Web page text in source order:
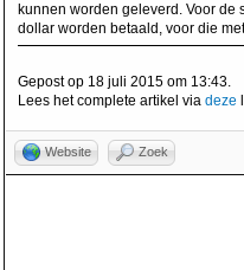
kunnen worden geleverd. Voor de
dollar worden betaald, voor die
Gepost op 18 juli 2015 om 13:43.
Lees het complete artikel via deze
Website Zoek